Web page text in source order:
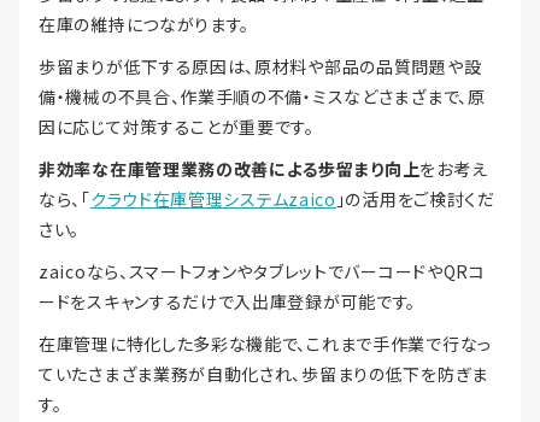
在庫の維持につながります。
歩留まりが低下する原因は、原材料や部品の品質問題や設
備・機械の不具合、作業手順の不備・ミスなどさまざまで、原
因に応じて対策することが重要です。
非効率な在庫管理業務の改善による歩留まり向上をお考え
なら、「クラウド在庫管理システムzaico 」の活用をご検討くだ
さい。
zaicoなら、スマートフォンやタブレットでバーコードやQRコ
ードをスキャンするだけで入出庫登録が可能です。
在庫管理に特化した多彩な機能で、これまで手作業で行なっ
ていたさまざま業務が自動化され、歩留まりの低下を防ぎま
す。